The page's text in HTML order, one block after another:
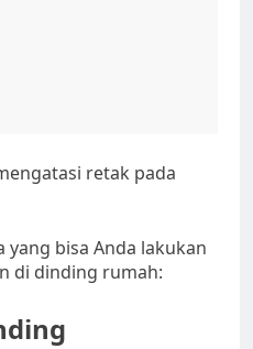
retak pada
bisa Anda lakukan
di dinding rumah: